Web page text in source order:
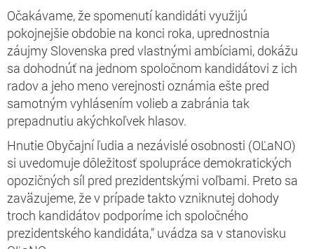
Očakávame, že spomenutí kandidáti využijú
pokojnejšie obdobie na konci roka, uprednostnia
záujmy Slovenska pred vlastnými ambíciami, dokážu
sa dohodnúť na jednom spoločnom kandidátovi z ich
radov a jeho meno verejnosti oznámia ešte pred
samotným vyhlásením volieb a zabránia tak
prepadnutiu akýchkoľvek hlasov.
Hnutie Obyčajní ľudia a nezávislé osobnosti (OĽaNO)
si uvedomuje dôležitosť spolupráce demokratických
opozičných síl pred prezidentskými voľbami. Preto sa
zaväzujeme, že v prípade takto vzniknutej dohody
troch kandidátov podporíme ich spoločného
prezidentského kandidáta,” uvádza sa v stanovisku